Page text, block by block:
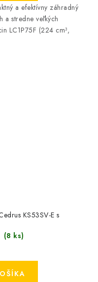
a efektívny záhradný
a stredne veľkých
LC1P75F (224 cm³,
KS53SV-E s
(8 ks)